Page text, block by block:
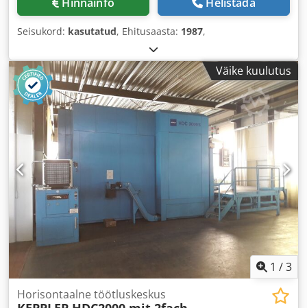
Seisukord: kasutatud, Ehitusaasta: 1987,
Väike kuulutus
1 /3
Horisontaalne töötluskeskus